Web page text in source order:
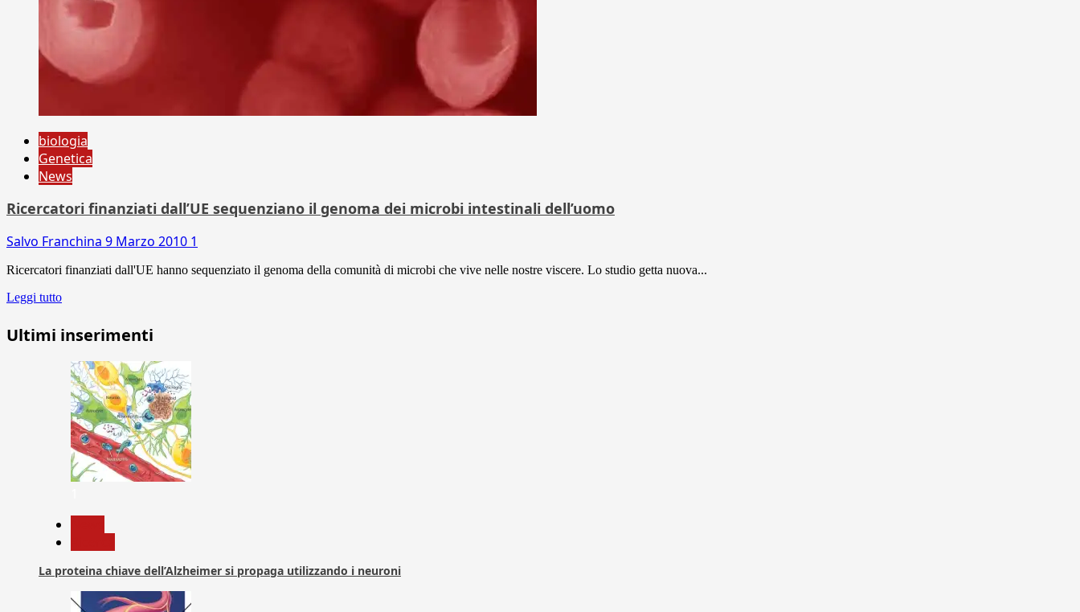
biologia
Genetica
News
Ricercatori finanziati dall’UE sequenziano il genoma dei microbi intestinali dell’uomo
Salvo Franchina 9 Marzo 2010 1
Ricercatori finanziati dall'UE hanno sequenziato il genoma della comunità di microbi che vive nelle nostre viscere. Lo studio getta nuova...
Leggi tutto
Ultimi inserimenti
La proteina chiave dell’Alzheimer si propaga utilizzando i neuroni